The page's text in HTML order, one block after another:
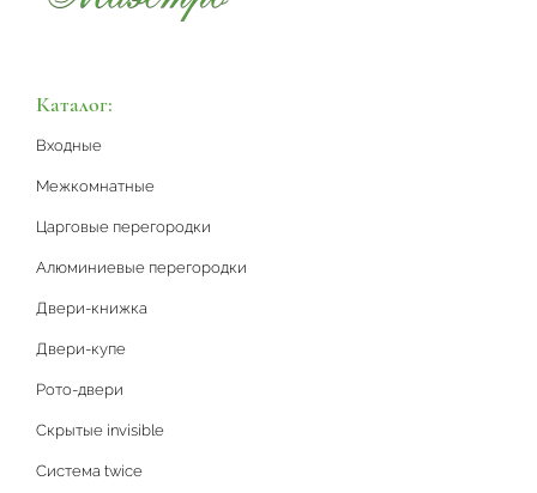
Каталог:
Входные
Межкомнатные
Царговые перегородки
Алюминиевые перегородки
Двери-книжка
Двери-купе
Рото-двери
Скрытые invisible
Система twice